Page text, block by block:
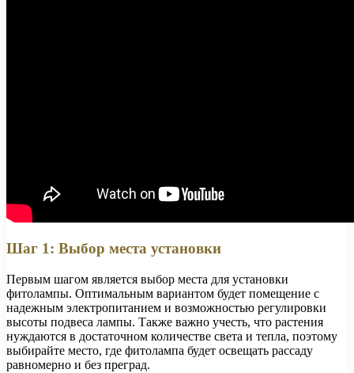
Шаг 1: Выбор места установки
Первым шагом является выбор места для установки
фитолампы. Оптимальным вариантом будет помещение с
надежным электропитанием и возможностью регулировки
высоты подвеса лампы. Также важно учесть, что растения
нуждаются в достаточном количестве света и тепла, поэтому
выбирайте место, где фитолампа будет освещать рассаду
равномерно и без преград.